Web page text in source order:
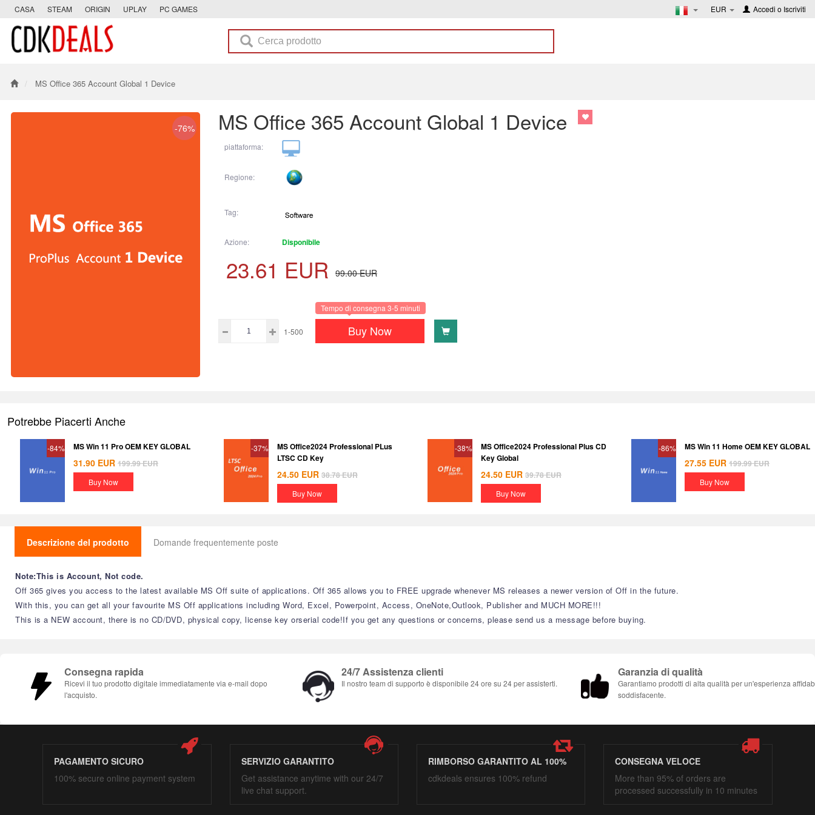
CASA STEAM ORIGIN UPLAY PC GAMES EUR Accedi o Iscriviti
MS Office 365 Account Global 1 Device
MS Office 365 Account Global 1 Device
-76%
piattaforma:
Regione:
Tag:
Azione: Disponibile
23.61 EUR 99.00 EUR
1-500
Tempo di consegna 3-5 minuti
Buy Now
Potrebbe Piacerti Anche
-84% MS Win 11 Pro OEM KEY GLOBAL
31.90 EUR 199.99EUR
Buy Now
-37%
MS Office2024 Professional PLus
LTSC CD Key
24.50 EUR 38.78EUR
Buy Now
-38%
MS Office2024 Professional Plus CD
Key Global
24.50 EUR 39.78EUR
Buy Now
-86% MS Win 11 Home OEM KEY GLOBAL
27.55 EUR 199.99EUR
Buy Now
Descrizione del prodotto Domande frequentemente poste
Note:This is Account, Not code.
Off 365 gives you access to the latest available MS Off suite of applications. Off 365 allows you to FREE upgrade whenever MS releases a newer version of Off in the future.
With this, you can get all your favourite MS Off applications including Word, Excel, Powerpoint, Access, OneNote,Outlook, Publisher and MUCH MORE!!!
This is a NEW account, there is no CD/DVD, physical copy, license key orserial code!If you get any questions or concerns, please send us a message before buying.​​​​​​​​​​​​​​​​​​​​
Consegna rapida
Ricevi il tuo prodotto digitale immediatamente via e-mail dopo
l'acquisto.
24/7 Assistenza clienti
Il nostro team di supporto è disponibile 24 ore su 24 per assisterti.
Garanzia di qualità
Garantiamo prodotti di alta qualità per un'esperienza
soddisfacente.
PAGAMENTO SICURO
100% secure online payment system
SERVIZIO GARANTITO
Get assistance anytime with our 24/7
live chat support.
RIMBORSO GARANTITO AL 100%
cdkdeals ensures 100% refund
CONSEGNA VELOCE
More than 95% of orders are
processed successfully in 10 minutes